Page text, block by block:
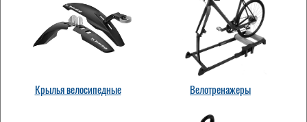
Крылья велосипедные Велотренажеры